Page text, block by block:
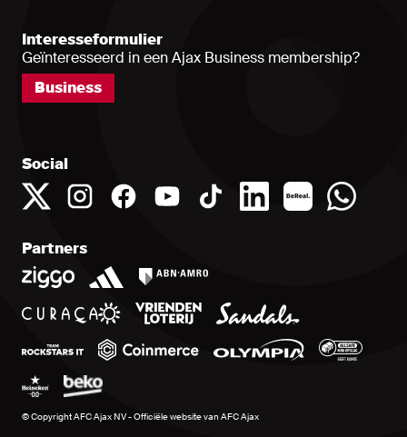
Interesseformulier
Geïnteresseerd in een Ajax Business membership?
Business
Social
Partners
© Copyright AFC Ajax NV - Officiële website van AFC Ajax